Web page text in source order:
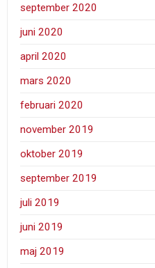
september 2020
juni 2020
april 2020
mars 2020
februari 2020
november 2019
oktober 2019
september 2019
juli 2019
juni 2019
maj 2019